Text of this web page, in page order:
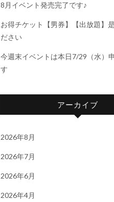
8月イベント発売完了です♪
お得チケット【男券】【出放題】
ださい
今週末イベントは本日7/29（水）
す
アーカイブ
2026年8月
2026年7月
2026年6月
2026年4月